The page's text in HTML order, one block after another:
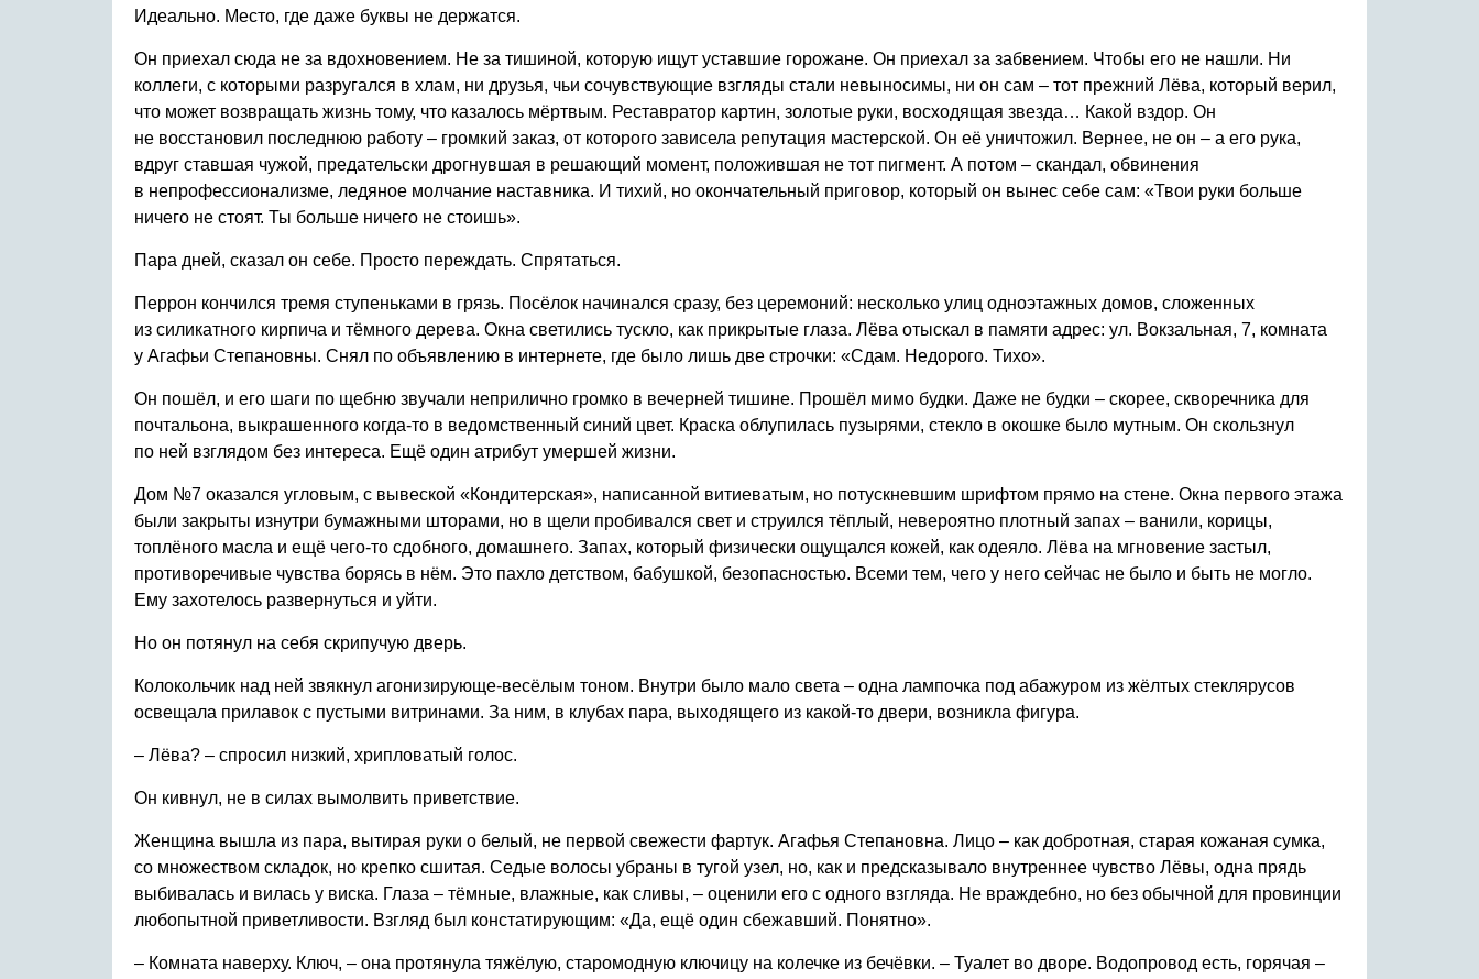
Идеально. Место, где даже буквы не держатся.
Он приехал сюда не за вдохновением. Не за тишиной, которую ищут уставшие горожане. Он приехал за забвением. Чтобы его не нашли. Ни
коллеги, с которыми разругался в хлам, ни друзья, чьи сочувствующие взгляды стали невыносимы, ни он сам – тот прежний Лёва, который верил,
что может возвращать жизнь тому, что казалось мёртвым. Реставратор картин, золотые руки, восходящая звезда… Какой вздор. Он
не восстановил последнюю работу – громкий заказ, от которого зависела репутация мастерской. Он её уничтожил. Вернее, не он – а его рука,
вдруг ставшая чужой, предательски дрогнувшая в решающий момент, положившая не тот пигмент. А потом – скандал, обвинения
в непрофессионализме, ледяное молчание наставника. И тихий, но окончательный приговор, который он вынес себе сам: «Твои руки больше
ничего не стоят. Ты больше ничего не стоишь».
Пара дней, сказал он себе. Просто переждать. Спрятаться.
Перрон кончился тремя ступеньками в грязь. Посёлок начинался сразу, без церемоний: несколько улиц одноэтажных домов, сложенных
из силикатного кирпича и тёмного дерева. Окна светились тускло, как прикрытые глаза. Лёва отыскал в памяти адрес: ул. Вокзальная, 7, комната
у Агафьи Степановны. Снял по объявлению в интернете, где было лишь две строчки: «Сдам. Недорого. Тихо».
Он пошёл, и его шаги по щебню звучали неприлично громко в вечерней тишине. Прошёл мимо будки. Даже не будки – скорее, скворечника для
почтальона, выкрашенного когда-то в ведомственный синий цвет. Краска облупилась пузырями, стекло в окошке было мутным. Он скользнул
по ней взглядом без интереса. Ещё один атрибут умершей жизни.
Дом №7 оказался угловым, с вывеской «Кондитерская», написанной витиеватым, но потускневшим шрифтом прямо на стене. Окна первого этажа
были закрыты изнутри бумажными шторами, но в щели пробивался свет и струился тёплый, невероятно плотный запах – ванили, корицы,
топлёного масла и ещё чего-то сдобного, домашнего. Запах, который физически ощущался кожей, как одеяло. Лёва на мгновение застыл,
противоречивые чувства борясь в нём. Это пахло детством, бабушкой, безопасностью. Всеми тем, чего у него сейчас не было и быть не могло.
Ему захотелось развернуться и уйти.
Но он потянул на себя скрипучую дверь.
Колокольчик над ней звякнул агонизирующе-весёлым тоном. Внутри было мало света – одна лампочка под абажуром из жёлтых стеклярусов
освещала прилавок с пустыми витринами. За ним, в клубах пара, выходящего из какой-то двери, возникла фигура.
– Лёва? – спросил низкий, хрипловатый голос.
Он кивнул, не в силах вымолвить приветствие.
Женщина вышла из пара, вытирая руки о белый, не первой свежести фартук. Агафья Степановна. Лицо – как добротная, старая кожаная сумка,
со множеством складок, но крепко сшитая. Седые волосы убраны в тугой узел, но, как и предсказывало внутреннее чувство Лёвы, одна прядь
выбивалась и вилась у виска. Глаза – тёмные, влажные, как сливы, – оценили его с одного взгляда. Не враждебно, но без обычной для провинции
любопытной приветливости. Взгляд был констатирующим: «Да, ещё один сбежавший. Понятно».
– Комната наверху. Ключ, – она протянула тяжёлую, старомодную ключицу на колечке из бечёвки. – Туалет во дворе. Водопровод есть, горячая –